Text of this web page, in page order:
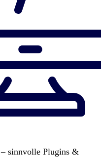
– sinnvolle Plugins &